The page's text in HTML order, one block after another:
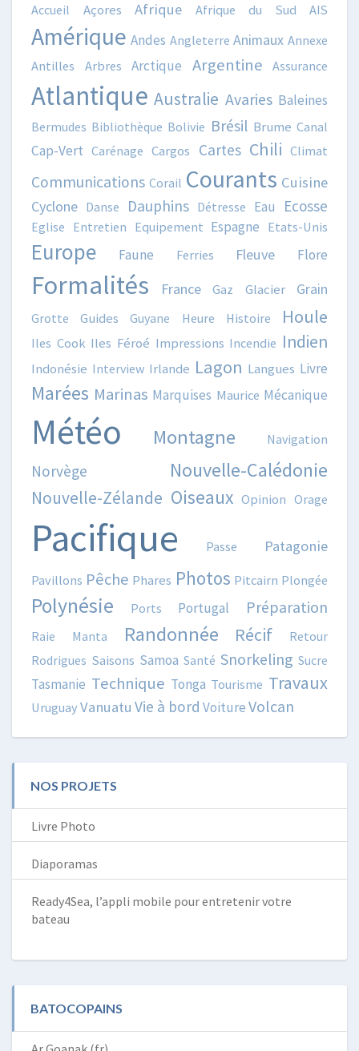
Accueil Açores Afrique Afrique du Sud AIS
Amérique Andes Angleterre Animaux Annexe
Antilles
Arbres Arctique Argentine Assurance
Atlantique Australie Avaries Baleines
Bermudes Bibliothèque Bolivie Brésil Brume Canal
Cap-Vert Carénage Cargos Cartes Chili Climat
Communications Corail Courants Cuisine
Cyclone Danse Dauphins Détresse Eau Ecosse
Eglise Entretien Equipement Espagne Etats-Unis
Europe Faune Ferries Fleuve Flore
Formalités France Gaz Glacier Grain
Grotte Guides Guyane Heure Histoire Houle
Iles Cook Iles Féroé Impressions Incendie Indien
Indonésie Interview Irlande Lagon Langues Livre
Marées Marinas Marquises Maurice Mécanique
Météo Montagne Navigation
Norvège Nouvelle-Calédonie
Nouvelle-Zélande Oiseaux Opinion Orage
Pacifique Passe Patagonie
Pavillons Pêche Phares Photos Pitcairn Plongée
Polynésie Ports Portugal Préparation
Raie Manta Randonnée Récif
Retour
Rodrigues Saisons Samoa Santé Snorkeling Sucre
Tasmanie Technique Tonga Tourisme Travaux
UruguayVanuatu Vie à bord VoitureVolcan
NOS PROJETS
Livre Photo
Diaporamas
Ready4Sea, l’appli mobile pour entretenir votre
bateau
BATOCOPAINS